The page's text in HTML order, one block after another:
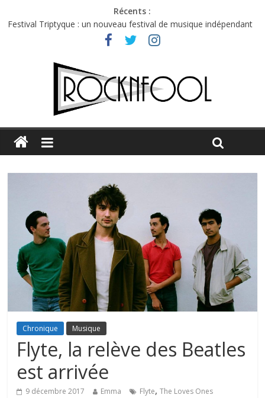
Récents :
Festival Triptyque : un nouveau festival de musique indépendant
Hellfest 2026 vendredi : température et émotions en hausse
Hellfest 2026 jeudi : impossible de choisir entre chaleur et bonne
Première édition du Midgard Festival : entre bière, métal et
Charlie Puth à l’Olympia : la leçon de pop du Professeur Puth
Chronique Musique
Flyte, la relève des Beatles
est arrivée
9 décembre 2017 Emma Flyte,The Loves Ones